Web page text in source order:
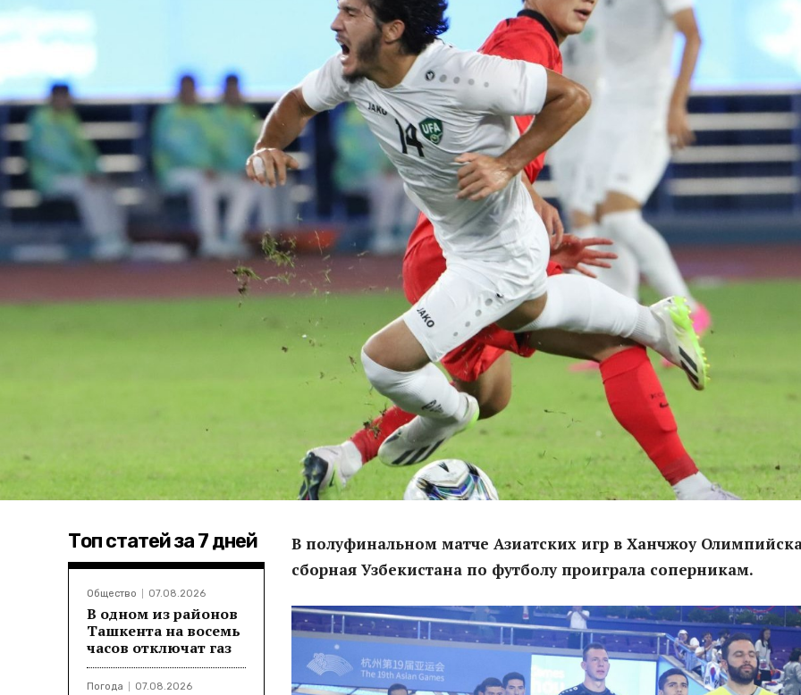
Топ статей за 7 дней
Общество 07.08.2026
В одном из районов
Ташкента на восемь
часов отключат газ
Погода 07.08.2026
В полуфинальном матче Азиатских игр в Ханчжоу
сборная Узбекистана по футболу проиграла соперникам.